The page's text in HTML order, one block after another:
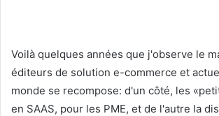
Voilà quelques années que j'observe le
éditeurs de solution e-commerce et
monde se recompose: d'un côté, les
en SAAS, pour les PME, et de l'autre la